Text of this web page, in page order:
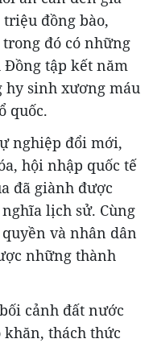
đồng bào,
đó có những
tập kết năm
hy sinh xương máu
quốc.
nghiệp đổi mới,
hội nhập quốc tế
đã giành được
lịch sử. Cùng
và nhân dân
những thành
cảnh đất nước
thách thức